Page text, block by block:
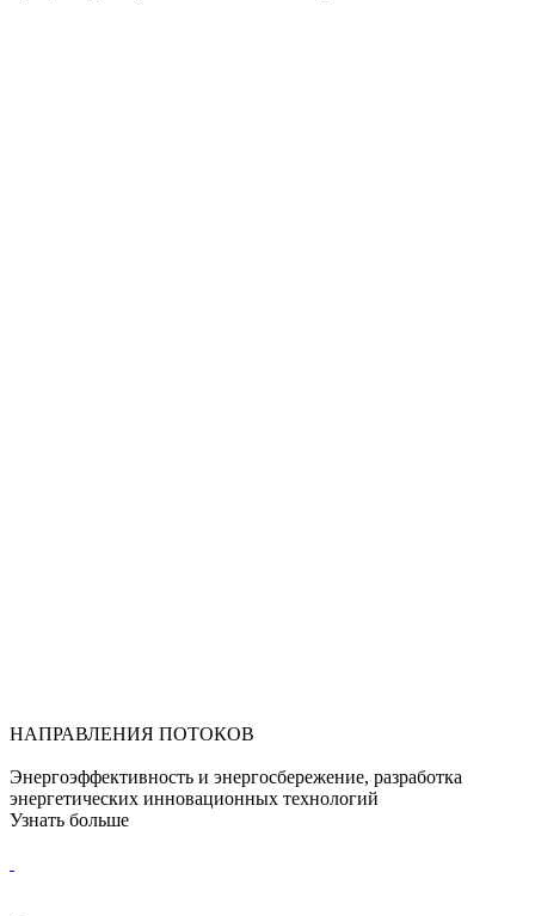
НАПРАВЛЕНИЯ ПОТОКОВ
Энергоэффективность и энергосбережение, разработка
энергетических инновационных технологий
Узнать больше